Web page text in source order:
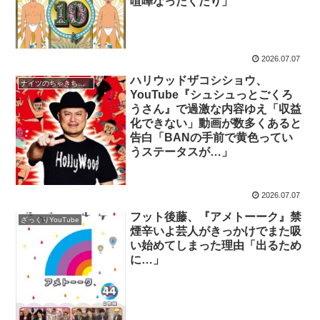
2026.07.07
ナイツのちゃきちゃき大放送
ハリウッドザコシショウ、
YouTube『シュシュっとごくろ
うさん』で過激な内容ゆえ「収益
化できない」動画が数多くあると
告白「BANの手前で黄色ってい
うステータスが…」
2026.07.07
ざっくりYouTube
フット後藤、『アメトーーク』禁
煙辛いよ芸人がきっかけでまた吸
い始めてしまった理由「出るため
に…」